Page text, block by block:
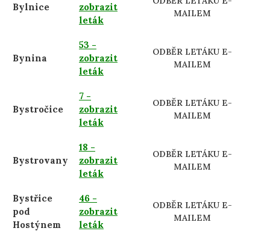
Bylnice
zobrazit
leták
MAILEM
Bynina
53 -
zobrazit
leták
ODBĚR LETÁKU E-
MAILEM
Bystročice
7 -
zobrazit
leták
ODBĚR LETÁKU E-
MAILEM
Bystrovany
18 -
zobrazit
leták
ODBĚR LETÁKU E-
MAILEM
Bystřice
pod
Hostýnem
46 -
zobrazit
leták
ODBĚR LETÁKU E-
MAILEM